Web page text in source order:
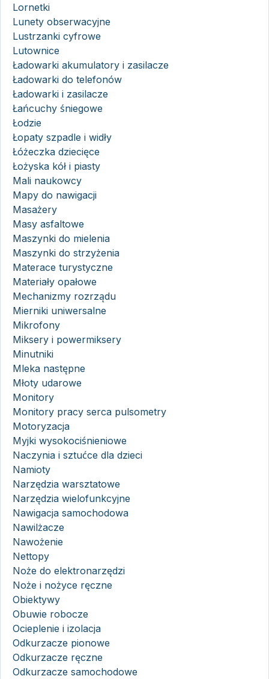
Lornetki
Lunety obserwacyjne
Lustrzanki cyfrowe
Lutownice
Ładowarki akumulatory i zasilacze
Ładowarki do telefonów
Ładowarki i zasilacze
Łańcuchy śniegowe
Łodzie
Łopaty szpadle i widły
Łóżeczka dziecięce
Łożyska kół i piasty
Mali naukowcy
Mapy do nawigacji
Masażery
Masy asfaltowe
Maszynki do mielenia
Maszynki do strzyżenia
Materace turystyczne
Materiały opałowe
Mechanizmy rozrządu
Mierniki uniwersalne
Mikrofony
Miksery i powermiksery
Minutniki
Mleka następne
Młoty udarowe
Monitory
Monitory pracy serca pulsometry
Motoryzacja
Myjki wysokociśnieniowe
Naczynia i sztućce dla dzieci
Namioty
Narzędzia warsztatowe
Narzędzia wielofunkcyjne
Nawigacja samochodowa
Nawilżacze
Nawożenie
Nettopy
Noże do elektronarzędzi
Noże i nożyce ręczne
Obiektywy
Obuwie robocze
Ocieplenie i izolacja
Odkurzacze pionowe
Odkurzacze ręczne
Odkurzacze samochodowe